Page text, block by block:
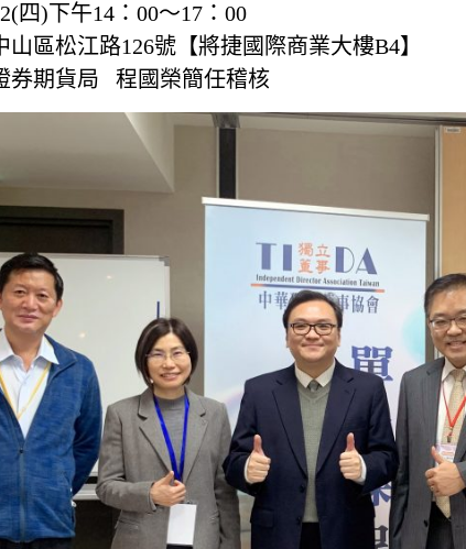
四)下午14：00〜17：00
區松江路126號【將捷國際商業大樓B4】
券期貨局 程國榮簡任稽核